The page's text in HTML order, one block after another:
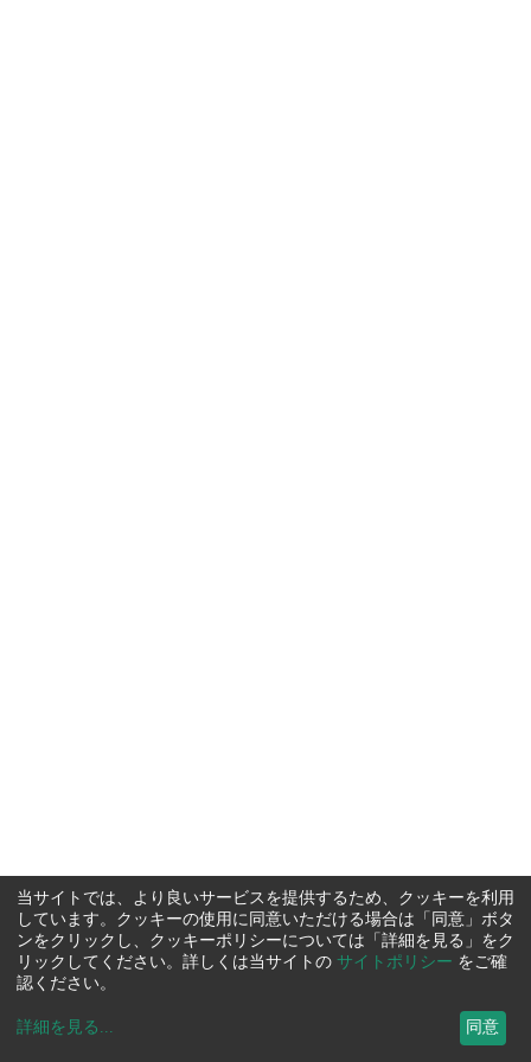
当サイトでは、より良いサービスを提供するため、クッキーを利用
しています。クッキーの使用に同意いただける場合は「同意」ボタ
ンをクリックし、クッキーポリシーについては「詳細を見る」をク
リックしてください。詳しくは当サイトの サイトポリシー をご確
認ください。
詳細を見る ... 同意